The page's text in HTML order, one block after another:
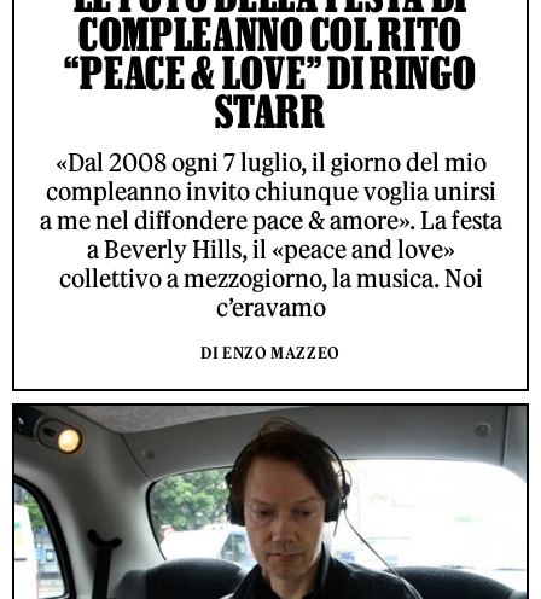
COMPLEANNO COL RITO
“PEACE & LOVE” DI RINGO
STARR
«Dal 2008 ogni 7 luglio, il giorno del mio
compleanno invito chiunque voglia unirsi
a me nel diffondere pace & amore». La festa
a Beverly Hills, il «peace and love»
collettivo a mezzogiorno, la musica. Noi
c’eravamo
DI ENZO MAZZEO